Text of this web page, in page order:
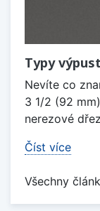
Typy
Nevíte co
3 1/2 (92
nerezové
Číst více
Všechny